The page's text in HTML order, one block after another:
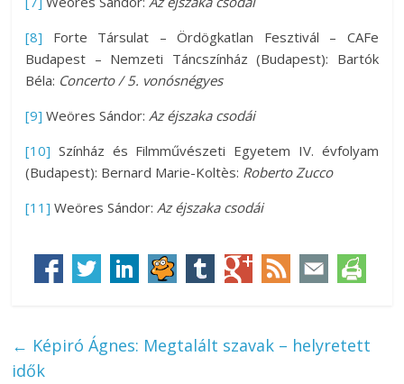
[8] Forte Társulat – Ördögkatlan Fesztivál – CAFe
Budapest – Nemzeti Táncszínház (Budapest): Bartók
Béla: Concerto / 5. vonósnégyes
[9] Weöres Sándor:Az éjszaka csodái
[10] Színház és Filmművészeti Egyetem IV. évfolyam
(Budapest): Bernard Marie-Koltès: Roberto Zucco
[11] Weöres Sándor:Az éjszaka csodái
← Képiró Ágnes: Megtalált szavak – helyretett
idők